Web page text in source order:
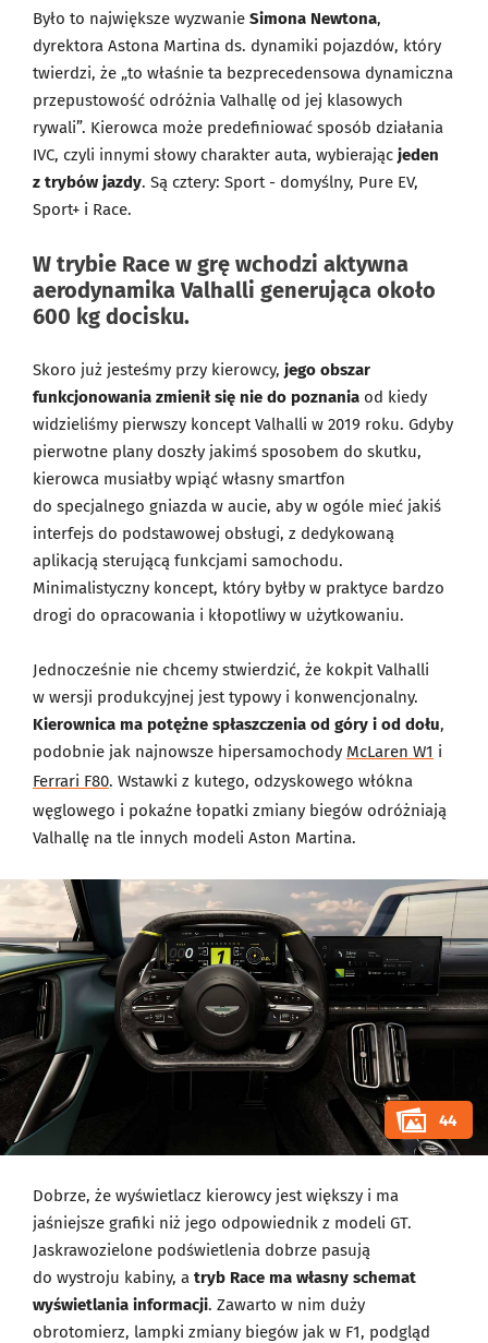
Było to największe wyzwanie Simona Newtona,
dyrektora Astona Martina ds. dynamiki pojazdów, który
twierdzi, że „to właśnie ta bezprecedensowa dynamiczna
przepustowość odróżnia Valhallę od jej klasowych
rywali”. Kierowca może predefiniować sposób działania
IVC, czyli innymi słowy charakter auta, wybierając jeden
z trybów jazdy. Są cztery: Sport - domyślny, Pure EV,
Sport+ i Race.
W trybie Race w grę wchodzi aktywna
aerodynamika Valhalli generująca około
600 kg docisku.
Skoro już jesteśmy przy kierowcy, jego obszar
funkcjonowania zmienił się nie do poznania od kiedy
widzieliśmy pierwszy koncept Valhalli w 2019 roku. Gdyby
pierwotne plany doszły jakimś sposobem do skutku,
kierowca musiałby wpiąć własny smartfon
do specjalnego gniazda w aucie, aby w ogóle mieć jakiś
interfejs do podstawowej obsługi, z dedykowaną
aplikacją sterującą funkcjami samochodu.
Minimalistyczny koncept, który byłby w praktyce bardzo
drogi do opracowania i kłopotliwy w użytkowaniu.
Jednocześnie nie chcemy stwierdzić, że kokpit Valhalli
w wersji produkcyjnej jest typowy i konwencjonalny.
Kierownica ma potężne spłaszczenia od góry i od dołu,
podobnie jak najnowsze hipersamochody McLaren W1 i
Ferrari F80. Wstawki z kutego, odzyskowego włókna
węglowego i pokaźne łopatki zmiany biegów odróżniają
Valhallę na tle innych modeli Aston Martina.
44
Dobrze, że wyświetlacz kierowcy jest większy i ma
jaśniejsze grafiki niż jego odpowiednik z modeli GT.
Jaskrawozielone podświetlenia dobrze pasują
do wystroju kabiny, a tryb Race ma własny schemat
wyświetlania informacji. Zawarto w nim duży
obrotomierz, lampki zmiany biegów jak w F1, podgląd